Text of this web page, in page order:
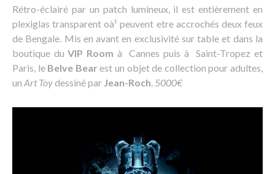
Rétro-éclairé par un patch lumineux, il est entièrement en
plexiglas transparent oà¹ peuvent etre accrochés deux feux
de Bengale. Mis en avant en exclusivité sur table et dans la
boutique duVIP Room à Cannes puis à Saint-Tropez et
Paris, le Belve Bear est un objet de collection pour adultes,
un Art Toydessiné par Jean-Roch. 5000€